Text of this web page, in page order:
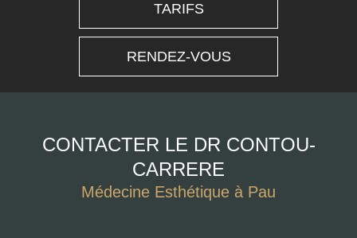
TARIFS
RENDEZ-VOUS
CONTACTER LE DR CONTOU-
CARRERE
Médecine Esthétique à Pau